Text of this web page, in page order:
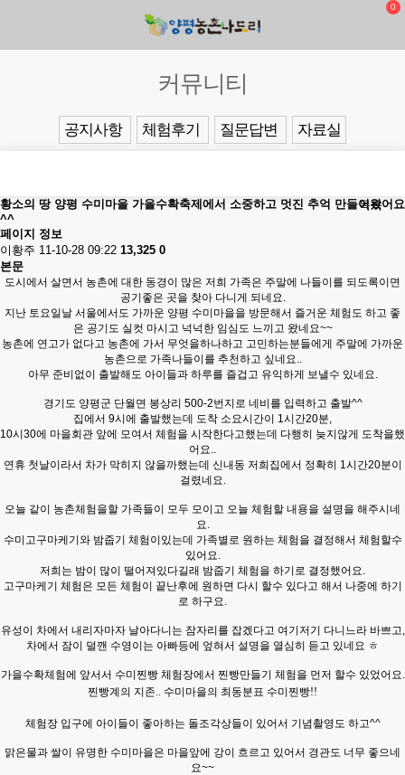
0
커뮤니티
공지사항 체험후기 질문답변 자료실
목록
황소의 땅 양평 수미마을 가을수확축제에서 소중하고 멋진 추억 만들어왔어요
^^
페이지 정보
이황주 11-10-28 09:22 13,325 0
본문
도시에서 살면서 농촌에 대한 동경이 많은 저희 가족은 주말에 나들이를 되도록이면
공기좋은 곳을 찾아 다니게 되네요.
지난 토요일날 서울에서도 가까운 양평 수미마을을 방문해서 즐거운 체험도 하고 좋
은 공기도 실컷 마시고 넉넉한 임심도 느끼고 왔네요~~
농촌에 연고가 없다고 농촌에 가서 무엇을하나하고 고민하는분들에게 주말에 가까운
농촌으로 가족나들이를 추천하고 싶네요..
아무 준비없이 출발해도 아이들과 하루를 즐겁고 유익하게 보낼수 있네요.
경기도 양평군 단월면 봉상리 500-2번지로 네비를 입력하고 출발^^
집에서 9시에 출발했는데 도착 소요시간이 1시간20분,
10시30에 마을회관 앞에 모여서 체험을 시작한다고했는데 다행히 늦지않게 도착을했
어요..
연휴 첫날이라서 차가 막히지 않을까했는데 신내동 저희집에서 정확히 1시간20분이
걸렸네요.
오늘 같이 농촌체험을할 가족들이 모두 모이고 오늘 체험할 내용을 설명을 해주시네
요.
수미고구마케기와 밤줍기 체험이있는데 가족별로 원하는 체험을 결정해서 체험할수
있어요.
저희는 밤이 많이 떨어져있다길래 밤줍기 체험을 하기로 결정했어요.
고구마케기 체험은 모든 체험이 끝난후에 원하면 다시 할수 있다고 해서 나중에 하기
로 하구요.
유성이 차에서 내리자마자 날아다니는 잠자리를 잡겠다고 여기저기 다니느라 바쁘고,
차에서 잠이 덜깬 수영이는 아빠등에 엎혀서 설명을 열심히 듣고 있네요 ㅎ
가을수확체험에 앞서서 수미찐빵 체험장에서 찐빵만들기 체험을 먼저 할수 있었어요.
찐빵계의 지존.. 수미마을의 최동분표 수미찐빵!!
체험장 입구에 아이들이 좋아하는 돌조각상들이 있어서 기념촬영도 하고^^
맑은물과 쌀이 유명한 수미마을은 마을앞에 강이 흐르고 있어서 경관도 너무 좋으네
요~~